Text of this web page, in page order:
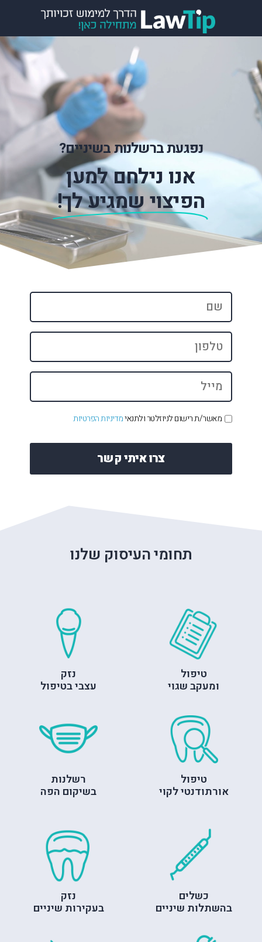
נפגעת ברשלנות בשיניים?
אנו נילחם למען
הפיצוי שמגיע לך!
שם *
טלפון *
מייל *
אישור
קבלת
מאשר/ת רישום לניוזלטר ולתנאימדיניות הפרטיות
תחומי העיסוק שלנו
טיפול
ומעקב שגוי
נזק
עצבי בטיפול
טיפול
אורתודנטי לקוי
רשלנות
בשיקום הפה
כשלים
בהשתלות שיניים
נזק
בעקירות שיניים